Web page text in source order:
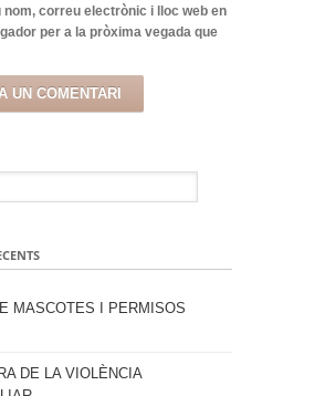
nom, correu electrònic i lloc web en
per a la pròxima vegada que
MASCOTES I PERMISOS
DE LA VIOLÈNCIA